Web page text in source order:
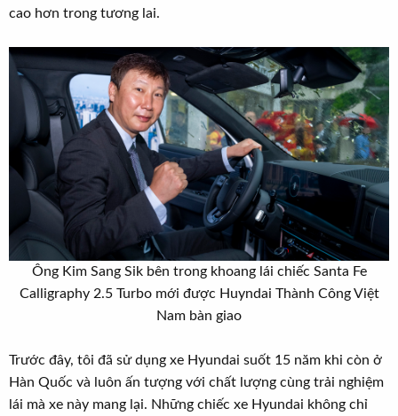
cao hơn trong tương lai.
Ông Kim Sang Sik bên trong khoang lái chiếc Santa Fe
Calligraphy 2.5 Turbo mới được Huyndai Thành Công Việt
Nam bàn giao​
Trước đây, tôi đã sử dụng xe Hyundai suốt 15 năm khi còn ở
Hàn Quốc và luôn ấn tượng với chất lượng cùng trải nghiệm
lái mà xe này mang lại. Những chiếc xe Hyundai không chỉ